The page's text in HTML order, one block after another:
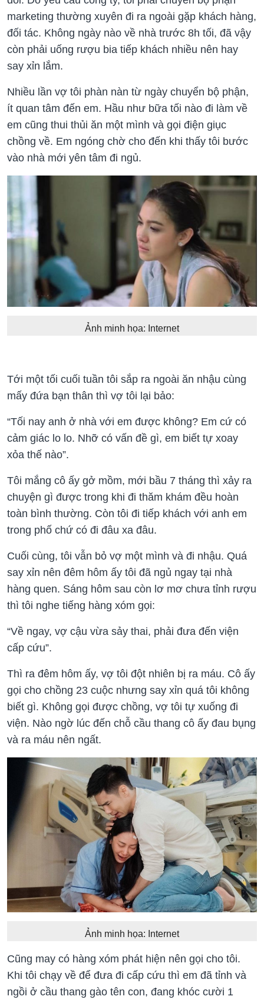
marketing thường xuyên đi ra ngoài gặp khách hàng,
đối tác. Không ngày nào về nhà trước 8h tối, đã vậy
còn phải uống rượu bia tiếp khách nhiều nên hay
say xỉn lắm.
Nhiều lần vợ tôi phàn nàn từ ngày chuyển bộ phận,
ít quan tâm đến em. Hầu như bữa tối nào đi làm về
em cũng thui thủi ăn một mình và gọi điện giục
chồng về. Em ngóng chờ cho đến khi thấy tôi bước
vào nhà mới yên tâm đi ngủ.
Ảnh minh họa: Internet
Tới một tối cuối tuần tôi sắp ra ngoài ăn nhậu cùng
mấy đứa bạn thân thì vợ tôi lại bảo:
“Tối nay anh ở nhà với em được không? Em cứ có
cảm giác lo lo. Nhỡ có vấn đề gì, em biết tự xoay
xỏa thế nào”.
Tôi mắng cô ấy gở mồm, mới bầu 7 tháng thì xảy ra
chuyện gì được trong khi đi thăm khám đều hoàn
toàn bình thường. Còn tôi đi tiếp khách với anh em
trong phố chứ có đi đâu xa đâu.
Cuối cùng, tôi vẫn bỏ vợ một mình và đi nhậu. Quá
say xỉn nên đêm hôm ấy tôi đã ngủ ngay tại nhà
hàng quen. Sáng hôm sau còn lơ mơ chưa tỉnh rượu
thì tôi nghe tiếng hàng xóm gọi:
“Về ngay, vợ cậu vừa sảy thai, phải đưa đến viện
cấp cứu”.
Thì ra đêm hôm ấy, vợ tôi đột nhiên bị ra máu. Cô ấy
gọi cho chồng 23 cuộc nhưng say xỉn quá tôi không
biết gì. Không gọi được chồng, vợ tôi tự xuống đi
viện. Nào ngờ lúc đến chỗ cầu thang cô ấy đau bụng
và ra máu nên ngất.
Ảnh minh họa: Internet
Cũng may có hàng xóm phát hiện nên gọi cho tôi.
Khi tôi chạy về để đưa đi cấp cứu thì em đã tỉnh và
ngồi ở cầu thang gào tên con, đang khóc cười 1